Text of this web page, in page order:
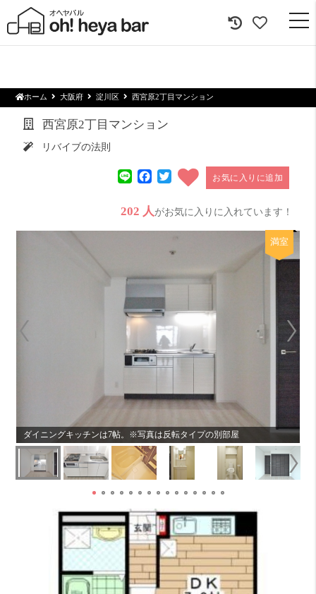
ホーム 大阪府 淀川区 西宮原2丁目マンション
西宮原2丁目マンション
リバイブの法則
LineFacebook
Twitterお気に入りに追加
202 人がお気に入りに入れています！
満室
ダイニングキッチンは7帖。※写真は反転タイプの別部屋